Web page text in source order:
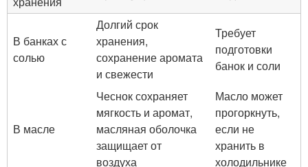
В банках с
солью
Долгий срок
хранения,
сохранение аромата
и свежести
Требует
подготовки
банок и соли
В масле
Чеснок сохраняет
мягкость и аромат,
масляная оболочка
защищает от
воздуха
Масло может
прогоркнуть,
если не
хранить в
холодильнике